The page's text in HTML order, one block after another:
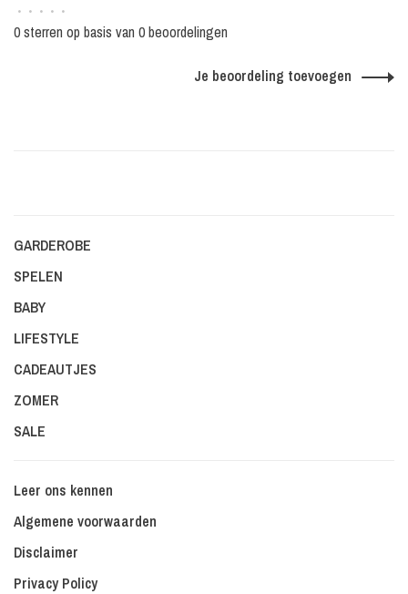
• • • • •
0 sterren op basis van 0 beoordelingen
Je beoordeling toevoegen
GARDEROBE
SPELEN
BABY
LIFESTYLE
CADEAUTJES
ZOMER
SALE
Leer ons kennen
Algemene voorwaarden
Disclaimer
Privacy Policy